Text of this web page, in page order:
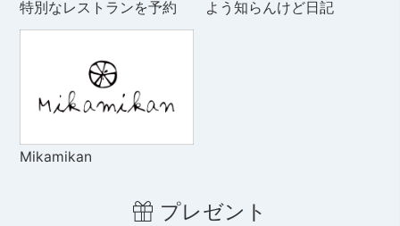
特別なレストランを予約 よう知らんけど日記
Mikamikan
プレゼント